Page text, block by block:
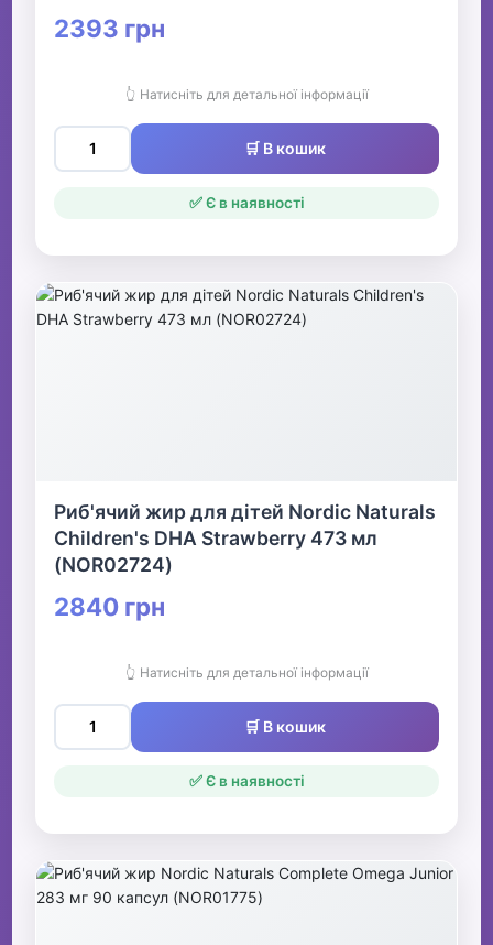
2393 грн
👆 Натисніть для детальної інформації
🛒 В кошик
✅ Є в наявності
Риб'ячий жир для дітей Nordic Naturals
Children's DHA Strawberry 473 мл
(NOR02724)
2840 грн
👆 Натисніть для детальної інформації
🛒 В кошик
✅ Є в наявності